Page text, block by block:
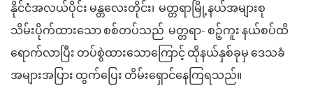
နိုင်ငံအလယ်ပိုင်း မန္တလေးတိုင်း၊ မတ္တရာမြို့နယ်အများစု
သိမ်းပိုက်ထားသော စစ်တပ်သည် မတ္တရာ- စဉ့်ကူး နယ်စပ်ထိ
ရောက်လာပြီး တပ်စွဲထားသောကြောင့် ထိုနယ်နှစ်ခုမှ ဒေသခံ
အများအပြား ထွက်ပြေး တိမ်းရှောင်နေကြရသည်။